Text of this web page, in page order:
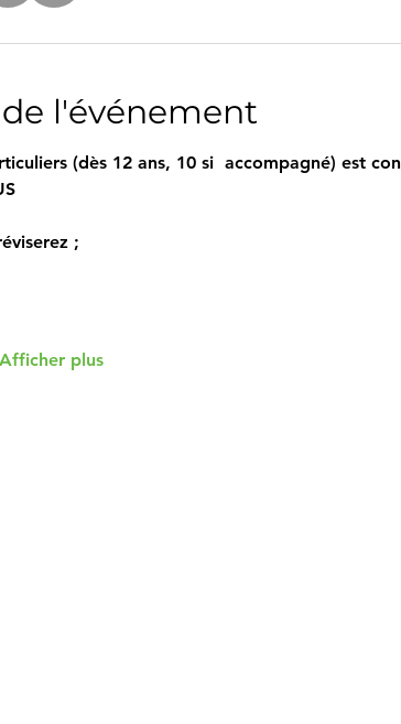
l'événement
(dès 12 ans, 10 si  accompagné) est
;
Afficher plus